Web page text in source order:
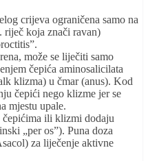
crijeva ograničena samo na
riječ koja znači ravan)
može se liječiti samo
čepića aminosalicilata
klizma) u čmar (anus). Kod
čepići nego klizme jer se
mjestu upale.
ili klizmi dodaju
„per os”). Puna doza
za liječenje aktivne